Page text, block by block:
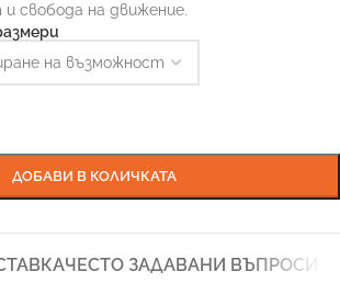
свобода на движение.
ДОБАВИ В КОЛИЧКАТА
ЧЕСТО ЗАДАВАНИ ВЪПРОСИ